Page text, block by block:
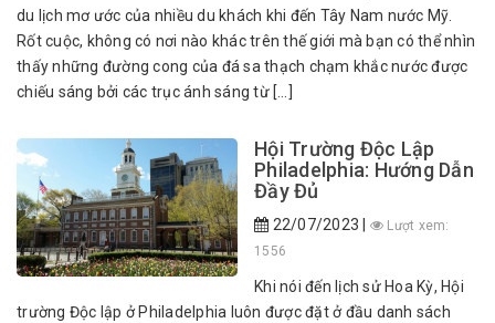
du lịch mơ ước của nhiều du khách khi đến Tây Nam nước Mỹ.
Rốt cuộc, không có nơi nào khác trên thế giới mà bạn có thể nhìn
thấy những đường cong của đá sa thạch chạm khắc nước được
chiếu sáng bởi các trục ánh sáng từ […]
Hội Trường Độc Lập
Philadelphia: Hướng Dẫn
Đầy Đủ
22/07/2023 |
Lượt xem:
1556
Khi nói đến lịch sử Hoa Kỳ, Hội
trường Độc lập ở Philadelphia luôn được đặt ở đầu danh sách